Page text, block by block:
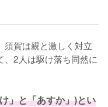
須賀は親と激しく対立
、2人は駆け落ち同然に
」と「あすか」)とい